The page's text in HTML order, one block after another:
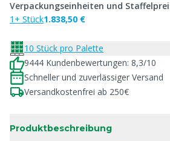
Verpackungseinheiten und
1+ Stück1.838,50 €
10 Stück pro Palette
9444 Kundenbewertungen: 8,3/10
Schneller und zuverlässiger Versand
Versandkostenfrei ab 250€
Produktbeschreibung